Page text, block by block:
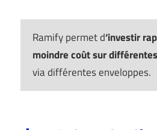
Ramify permet d‘investir
moindre coût sur
via différentes enveloppes.